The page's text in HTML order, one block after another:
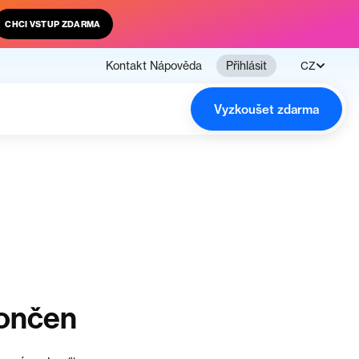
CHCI VSTUP ZDARMA
Kontakt Nápověda Přihlásit CZ
Vyzkoušet zdarma